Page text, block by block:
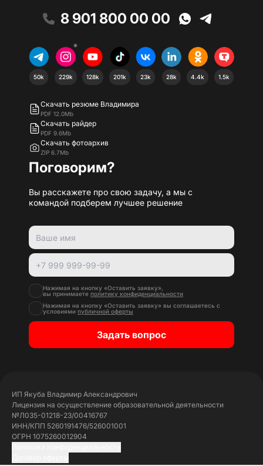
8 901 800 00 00
50k
*
229k 128k 201k 23k 28k 4.4k 1.5k
Скачать резюме Владимира
PDF 12.0Mb
Скачать райдер
PDF 9.6Mb
Скачать фотоархив
ZIP 6.7Mb
Поговорим?
Вы расскажете про свою задачу, а мы с
командой подберем лучшее решение
Нажимая на кнопку «Оставить заявку»,
вы принимаете политику конфиденциальности
Нажимая на кнопку «Оставить заявку» вы соглашаетесь с
условиями публичной оферты
Задать вопрос
ИП Якуба Владимир Александрович
Лицензия на осуществление образовательной деятельности
№Л035-01218-23/00416767
ИНН/КПП 5260191476/526001001
ОГРН 1075260012904